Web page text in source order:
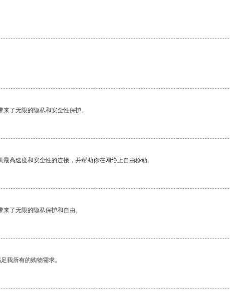
了无限的隐私和安全性保护。
高速度和安全性的连接，并帮助你在网络上自由移动。
了无限的隐私保护和自由。
我所有的购物需求。